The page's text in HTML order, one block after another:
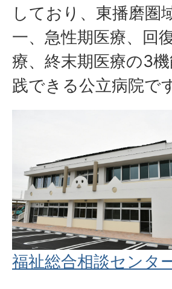
しており、東播磨圏
一、急性期医療、回
療、終末期医療の3
践できる公立病院で
福祉総合相談センタ